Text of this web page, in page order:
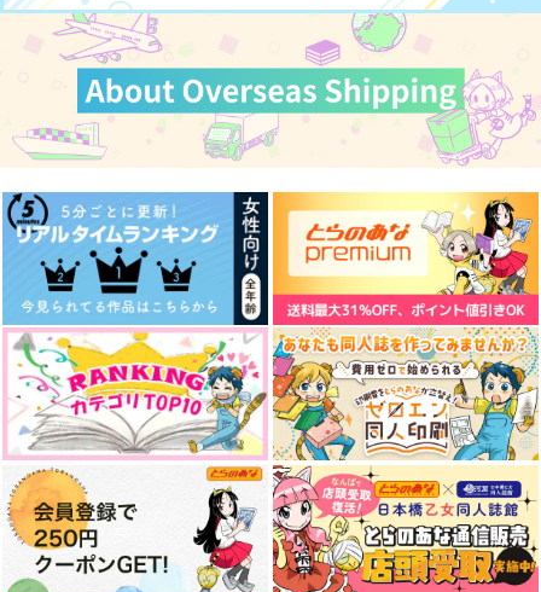
手を伸ばしたその先に
四足歩行
858円（税込）
轟焦凍×爆豪勝己
サンプル
作品詳細
無いもの同士と苦めの
ミルフィーユ
へびのたまご
1,100円（税込）
肥前忠広×女審神者
サンプル
作品詳細
カート カート カート
燭鶴ツヅリ2026（物
理版）
RATH.WIZA
1,320円（税込）
刀剣乱舞
燭台切光忠×鶴丸国永
サンプル
カート
本丸推ごはん
みくちん本丸
専売 944円（税込）
刀剣乱舞
燭台切光忠
歌仙兼定
サンプル
カート
フードコート行く本丸
ラブ家
787円（税込）
刀剣乱舞 オールキャラ
サンプル
カート